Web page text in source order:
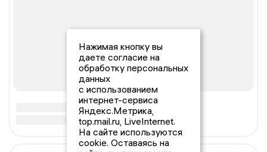
Нажимая кнопку вы
даете согласие на
обработку персональных
данных
с использованием
интернет-сервиса
Яндекс.Метрика,
top.mail.ru, LiveInternet.
На сайте используются
cookie. Оставаясь на